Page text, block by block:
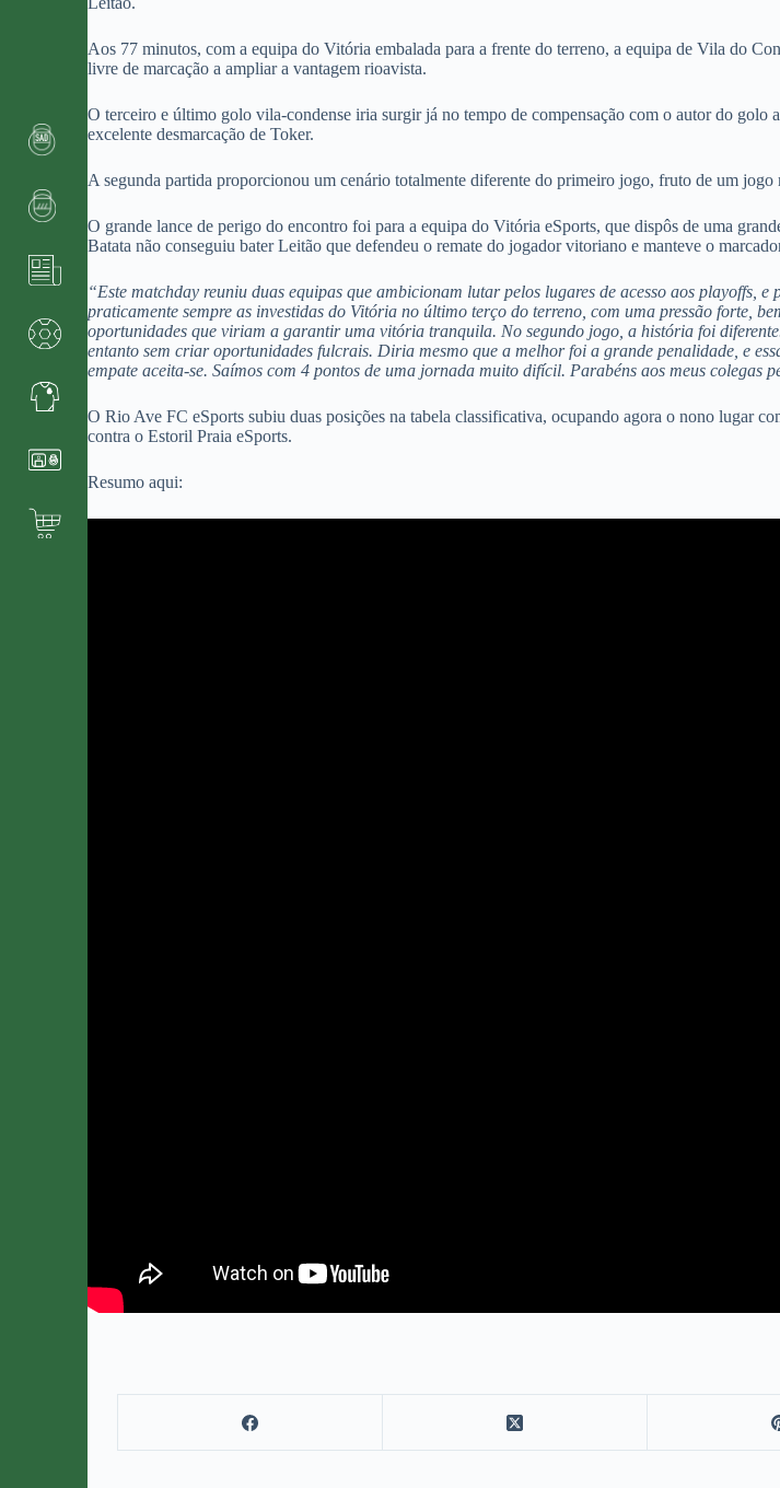
Aos 77 minutos, com a equipa do Vitória embalada para a frente do terreno, a equipa de Vila do
livre de marcação a ampliar a vantagem rioavista.
O terceiro e último golo vila-condense iria surgir já no tempo de compensação com o autor do
excelente desmarcação de Toker.
A segunda partida proporcionou um cenário totalmente diferente do primeiro jogo, fruto de um jogo
O grande lance de perigo do encontro foi para a equipa do Vitória eSports, que dispôs de uma
Batata não conseguiu bater Leitão que defendeu o remate do jogador vitoriano e manteve o
“Este matchday reuniu duas equipas que ambicionam lutar pelos lugares de acesso aos
praticamente sempre as investidas do Vitória no último terço do terreno, com uma pressão forte,
oportunidades que viriam a garantir uma vitória tranquila. No segundo jogo, a história foi
entanto sem criar oportunidades fulcrais. Diria mesmo que a melhor foi a grande penalidade, e
empate aceita-se. Saímos com 4 pontos de uma jornada muito difícil. Parabéns aos meus colegas
O Rio Ave FC eSports subiu duas posições na tabela classificativa, ocupando agora o nono lugar
contra o Estoril Praia eSports.
Resumo aqui: